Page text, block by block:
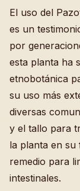
El uso del
es un
por
esta planta ha
etnobotánica
su uso más
diversas
y el tallo para
la planta en
remedio para
intestinales.